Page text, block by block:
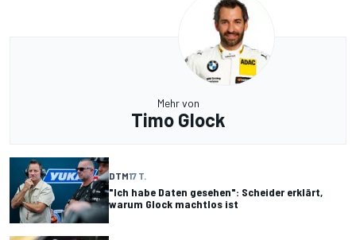
Mehr von
Timo Glock
DTM17 T.
"Ich habe Daten gesehen": Scheider erklärt,
warum Glock machtlos ist